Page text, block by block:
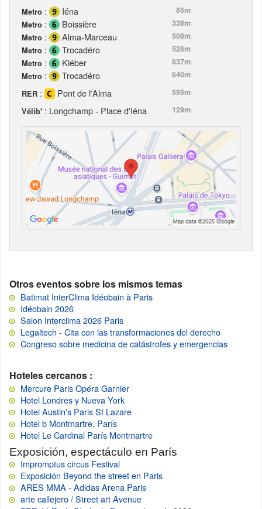
Metro : Iéna
85m
Metro : Boissière
338m
Metro : Alma-Marceau
508m
Metro : Trocadéro
526m
Metro : Kléber
637m
Metro : Trocadéro
640m
RER : Pont de l'Alma
595m
Vélib' : Longchamp - Place d'Iéna 129m
Otros eventos sobre los mismos temas
Batimat InterClima Idéobain à Paris
Idéobain 2026
Salon Interclima 2026 Paris
Legaltech - Cita con las transformaciones del derecho
Congreso sobre medicina de catástrofes y emergencias
Hoteles cercanos :
Mercure Paris Opéra Garnier
Hotel Londres y Nueva York
Hotel Austin's Paris St Lazare
Hotel b Montmartre, París
Hotel Le Cardinal París Montmartre
Exposición, espectáculo en París
Impromptus circus Festival
Exposición Beyond the street en Paris
ARES MMA - Adidas Arena Paris
arte callejero / Street art Avenue